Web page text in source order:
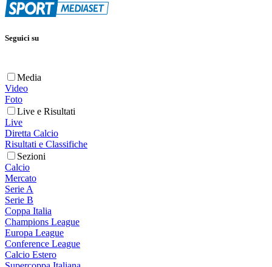
Seguici su
Media
Video
Foto
Live e Risultati
Live
Diretta Calcio
Risultati e Classifiche
Sezioni
Calcio
Mercato
Serie A
Serie B
Coppa Italia
Champions League
Europa League
Conference League
Calcio Estero